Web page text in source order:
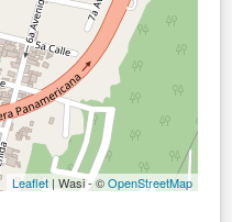
Leaflet | Wasi - ©OpenStreetMap